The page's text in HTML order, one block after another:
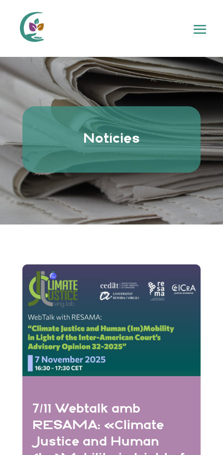
Notícies
7/11 Webtalk amb
RESAMA: «Climate
Justice and Human